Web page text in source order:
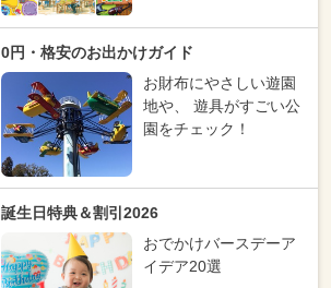
0円・格安のお出かけガイド
お財布にやさしい遊園
地や、 遊具がすごい公
園をチェック！
誕生日特典＆割引2026
おでかけバースデーア
イデア20選